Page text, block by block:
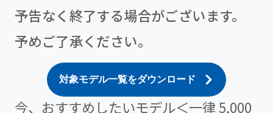
予告なく終了する場合がございます。
予めご了承ください。
対象モデル一覧をダウンロード
今、おすすめしたいモデル＜一律 5,000